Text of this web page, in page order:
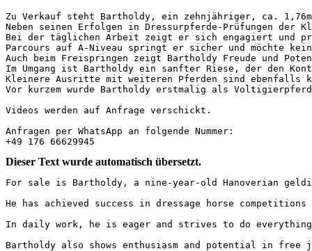
Zu Verkauf steht Bartholdy, ein zehnjähriger, ca. 1,76m
Neben seinen Erfolgen in Dressurpferde-Prüfungen der
Bei der täglichen Arbeit zeigt er sich engagiert und
Parcours auf A-Niveau springt er sicher und möchte
Auch beim Freispringen zeigt Bartholdy Freude und
Im Umgang ist Bartholdy ein sanfter Riese, der den
Kleinere Ausritte mit weiteren Pferden sind ebenfalls
Vor kurzem wurde Bartholdy erstmalig als
Videos werden auf Anfrage verschickt.
Anfragen per WhatsApp an folgende Nummer:
+49 176 66629945
Dieser Text wurde automatisch übersetzt.
For sale is Bartholdy, a nine-year-old Hanoverian
He has achieved success in dressage horse
In daily work, he is eager and strives to do
Bartholdy also shows enthusiasm and potential in